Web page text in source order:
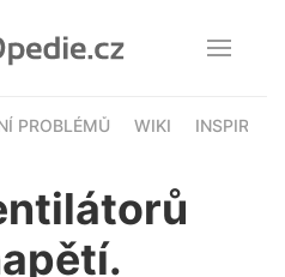
PROBLÉMŮ WIKI INSPIRACE